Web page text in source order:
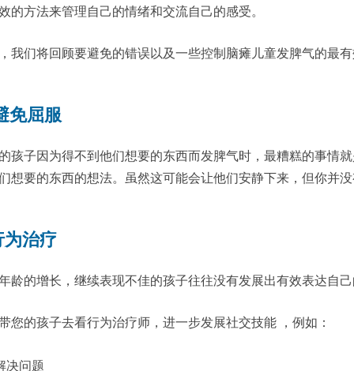
的方法来管理自己的情绪和交流自己的感受。
我们将回顾要避免的错误以及一些控制脑瘫儿童发脾气的最有
免屈服
孩子因为得不到他们想要的东西而发脾气时，最糟糕的事情
想要的东西的想法。虽然这可能会让他们安静下来，但你并没
为治疗
龄的增长，继续表现不佳的孩子往往没有发展出有效表达自
您的孩子去看行为治疗师，进一步发展社交技能 ，例如：
决问题